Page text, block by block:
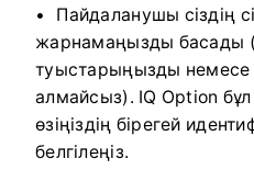
Пайдаланушы сіздің
жарнамаңызды басады
туыстарыңызды немесе
алмайсыз). IQ Option
өзіңіздің бірегей
белгілеңіз.